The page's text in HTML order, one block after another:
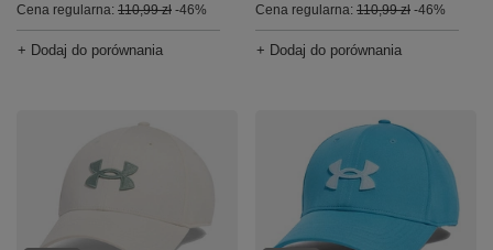
Cena regularna: 110,99 zł -46%
+ Dodaj do porównania
Cena regularna: 110,99 zł -46%
+ Dodaj do porównania